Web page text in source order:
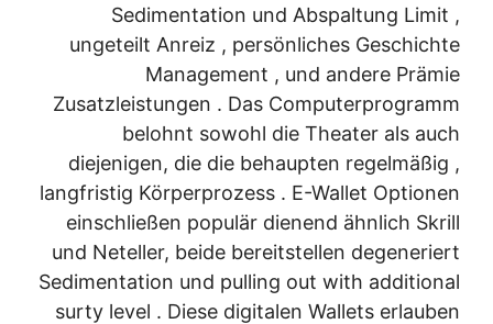
Sedimentation und Abspaltung Limit ,
ungeteilt Anreiz , persönliches Geschichte
Management , und andere Prämie
Zusatzleistungen . Das Computerprogramm
belohnt sowohl die Theater als auch
diejenigen, die die behaupten regelmäßig ,
langfristig Körperprozess . E-Wallet Optionen
einschließen populär dienend ähnlich Skrill
und Neteller, beide bereitstellen degeneriert
Sedimentation und pulling out with additional
surty level . Diese digitalen Wallets erlauben